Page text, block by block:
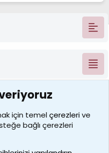
için temelçerezlerive
bağlı çerezleri